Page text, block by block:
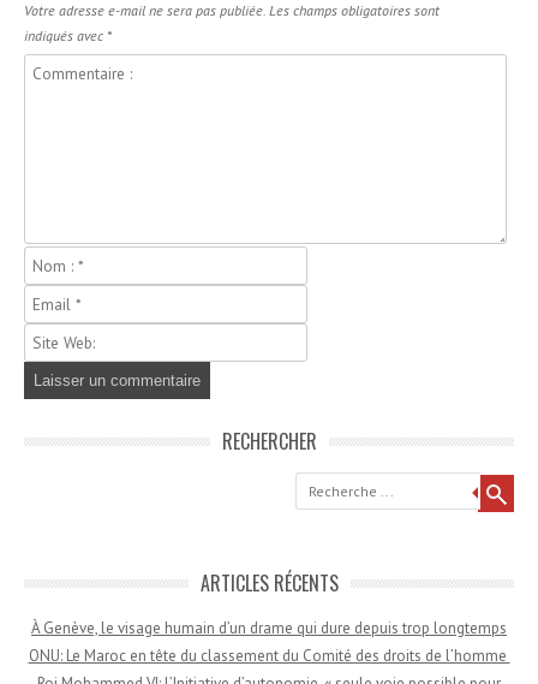
Votre adresse e-mail ne sera pas publiée. Les champs obligatoires sont
indiqués avec *
RECHERCHER
Recherche
ARTICLES RÉCENTS
À Genève, le visage humain d’un drame qui dure depuis trop longtemps
ONU: Le Maroc en tête du classement du Comité des droits de l’homme